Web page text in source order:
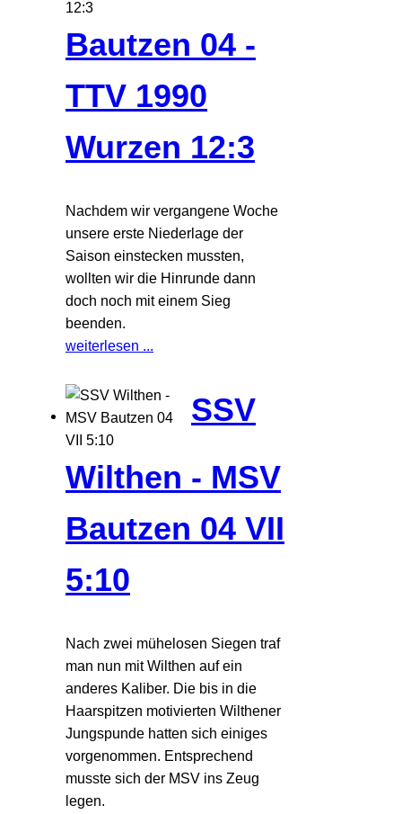
Bautzen 04 -
TTV 1990
Wurzen 12:3
Nachdem wir vergangene Woche
unsere erste Niederlage der
Saison einstecken mussten,
wollten wir die Hinrunde dann
doch noch mit einem Sieg
beenden.
weiterlesen ...
SSV
Wilthen - MSV
Bautzen 04 VII
5:10
Nach zwei mühelosen Siegen traf
man nun mit Wilthen auf ein
anderes Kaliber. Die bis in die
Haarspitzen motivierten Wilthener
Jungspunde hatten sich einiges
vorgenommen. Entsprechend
musste sich der MSV ins Zeug
legen.